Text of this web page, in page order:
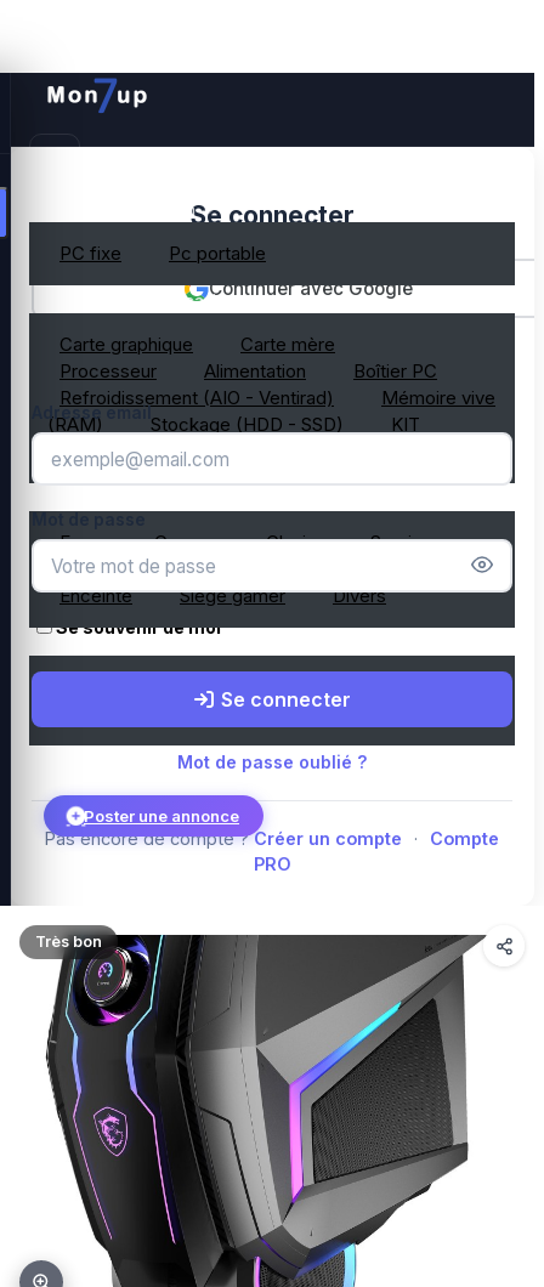
PC gamer occasion
PC fixe Pc portable
Composant PC occasion
Carte graphique
Carte mère
Processeur
Alimentation
Boîtier PC
Refroidissement (AIO - Ventirad)
Mémoire vive
(RAM)
Stockage (HDD - SSD)
KIT
composant PC gamer
Ecran Casque Clavier
Souris
Microphone
Webcam
Enceinte
Siège gamer Divers
Top PC gamer : Intel / AMD
Composants PC gamer
Poster une annonce
Connexion
Se connecter
Continuer avec Google
OU
Adresse email
Se souvenir de moi
Se connecter
Mot de passe oublié ?
Pas encore de compte ? Créer un compte ·
Compte
PRO
Très bon